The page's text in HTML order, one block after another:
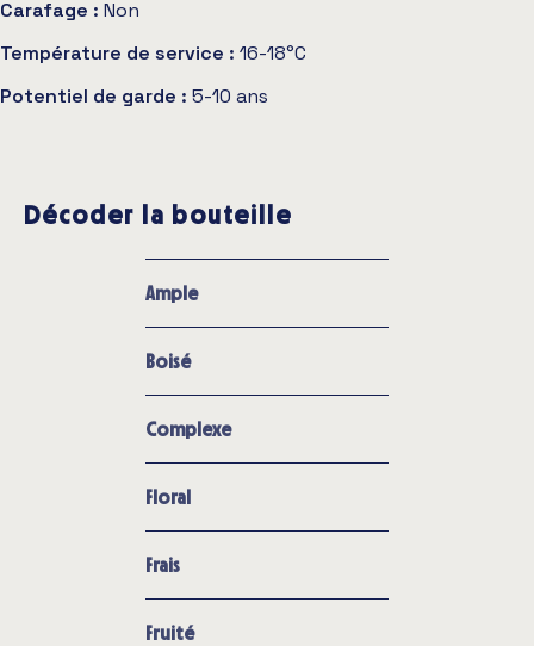
Carafage : Non
Température de service : 16-18°C
Potentiel de garde : 5-10 ans
Décoder la bouteille
Ample
Boisé
Complexe
Floral
Frais
Fruité